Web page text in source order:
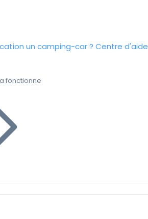
un camping-car ? Centre d'aide
fonctionne